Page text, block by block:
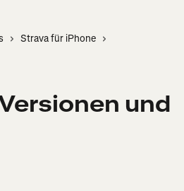
Strava für iPhone
und